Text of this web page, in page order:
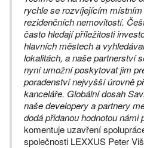
rychle se rozvíjejícím
rezidenčních nemovitostí.
často hledají příležitosti
hlavních městech a
lokalitách, a naše partnerství
nyní umožní poskytovat jim
poradenství nejvyšší úrovně
kanceláře. Globální dosah
naše developery a partnery
dodá přidanou hodnotou
komentuje uzavření
společnosti LEXXUS Peter